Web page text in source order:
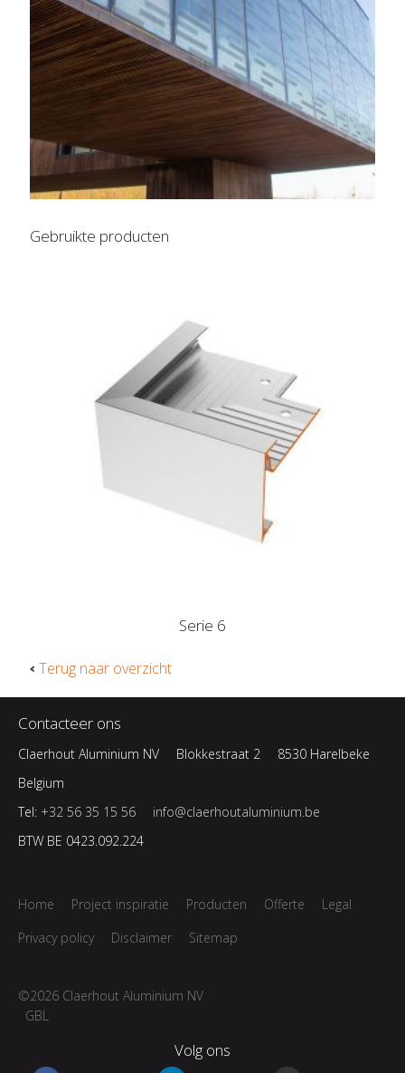
Gebruikte producten
Serie 6
Terug naar overzicht
Contacteer ons
Claerhout Aluminium NV Blokkestraat 2
8530 Harelbeke
Belgium
Tel: +32 56 35 15 56
info@claerhoutaluminium.be
BTW BE 0423.092.224
Home Project inspiratie Producten Offerte
Legal
Privacy policy
Disclaimer Sitemap
©2026 Claerhout Aluminium NV
GBL
Volg ons